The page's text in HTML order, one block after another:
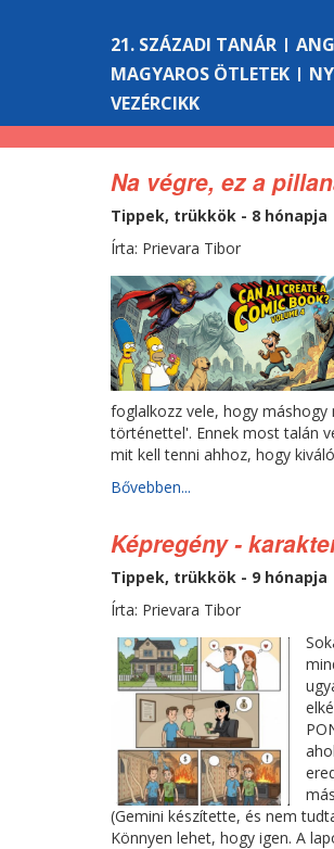
21. SZÁZADI TANÁR
MAGYAROS ÖTLETEK
VEZÉRCIKK
Na végre, ez a
Tippek, trükkök - 8 hónapja
Írta: Prievara Tibor
foglalkozz vele, hogy
történettel'. Ennek most talán
mit kell tenni ahhoz, hogy
Bővebben...
Képregény -
Tippek, trükkök - 9 hónapja
Írta: Prievara Tibor
(Gemini készítette, és nem
Könnyen lehet, hogy igen. A